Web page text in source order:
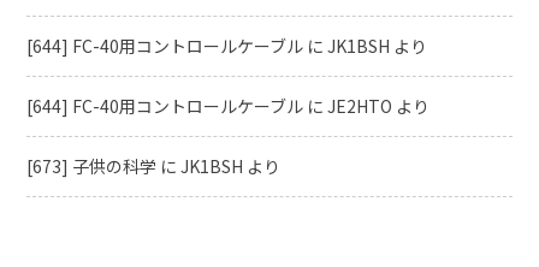
[644] FC-40用コントロールケーブル にJK1BSH より
[644] FC-40用コントロールケーブル にJE2HTO より
[673] 子供の科学 にJK1BSH より